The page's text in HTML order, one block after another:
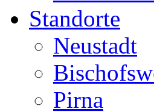
Standorte
Neustadt
Pirna